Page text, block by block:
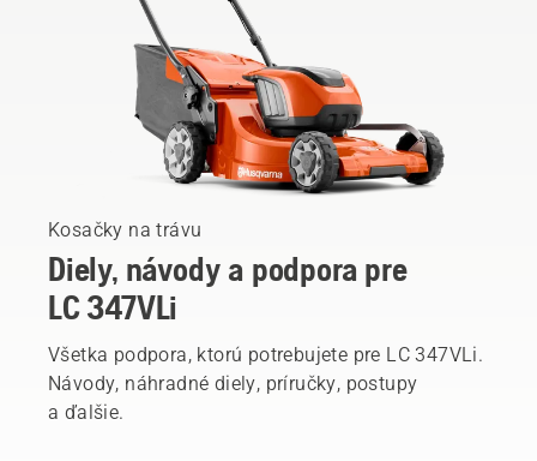
Kosačky na trávu
Diely, návody a podpora pre
LC 347VLi
Všetka podpora, ktorú potrebujete pre LC 347VLi.
Návody, náhradné diely, príručky, postupy
a ďalšie.